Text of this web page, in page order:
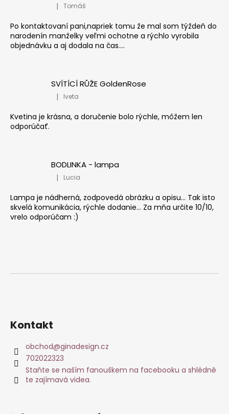
Hodnocení produktu je 5 z 5 hvězdiček.
| Tomáš
Po kontaktovaní pani,napriek tomu že mal som týždeň do
narodenín manželky veľmi ochotne a rýchlo vyrobila
objednávku a aj dodala na čas....
SVÍTÍCÍ RŮŽE GoldenRose
Hodnocení produktu je 5 z 5 hvězdiček.
| Iveta
Kvetina je krásna, a doručenie bolo rýchle, môžem len
odporúčať.
BODLINKA - lampa
Hodnocení produktu je 5 z 5 hvězdiček.
| Lucia
Lampa je nádherná, zodpovedá obrázku a opisu... Tak isto
skvelá komunikácia, rýchle dodanie... Za mňa určite 10/10,
vrelo odporúčam :)
Kontakt
obchod@ginadesign.cz
702022323
Staňte se naším fanouškem na facebooku a shlédně
te zajímavá videa.